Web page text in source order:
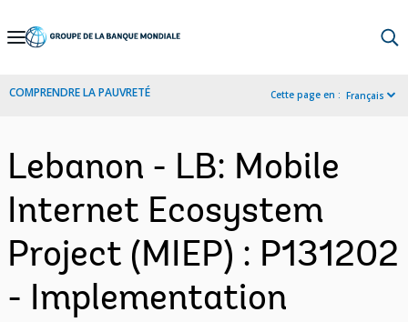
Skip
Navigation
COMPRENDRE LA PAUVRETÉ Cette page en : Français
Lebanon - LB: Mobile
Internet Ecosystem
Project (MIEP) : P131202
- Implementation